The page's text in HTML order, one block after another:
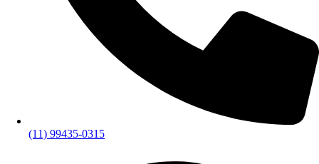
(11) 99435-0315